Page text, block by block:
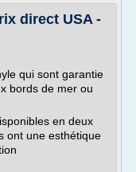
direct USA -
qui sont garantie
bords de mer ou
en deux
ont une esthétique